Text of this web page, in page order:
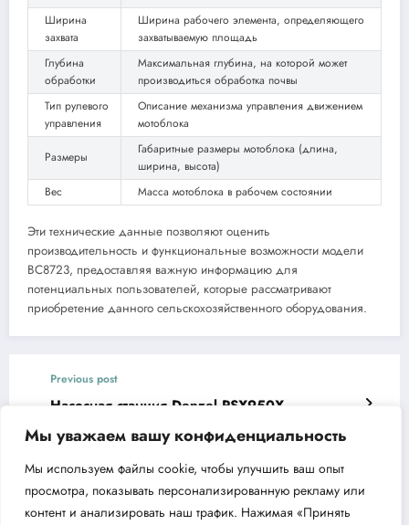
Мы уважаем вашу конфиденциальность
Мы используем файлы cookie, чтобы улучшить ваш опыт
просмотра, показывать персонализированную рекламу или
контент и анализировать наш трафик. Нажимая «Принять
Ширина
захвата
Ширина рабочего элемента, определяющего
захватываемую площадь
Глубина
обработки
Максимальная глубина, на которой может
производиться обработка почвы
Тип рулевого
управления
Описание механизма управления движением
мотоблока
Размеры
Габаритные размеры мотоблока (длина,
ширина, высота)
Вес
Масса мотоблока в рабочем состоянии
Эти технические данные позволяют оценить
производительность и функциональные возможности модели
BC8723, предоставляя важную информацию для
потенциальных пользователей, которые рассматривают
приобретение данного сельскохозяйственного оборудования.
Previous post
Насосная станция Denzel PSХ950X
Поверхностный насос Aquario AJS-100A
Преимущества и особенности